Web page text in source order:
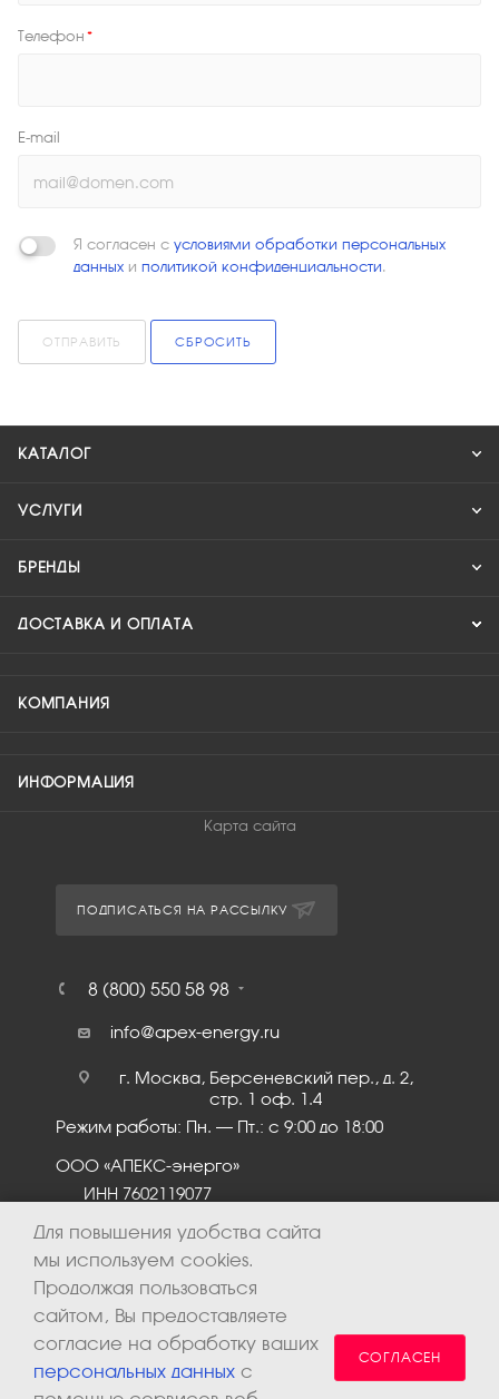
Телефон *
E-mail
Я согласен с условиями обработки персональных
данных и политикой конфиденциальности.
ОТПРАВИТЬ СБРОСИТЬ
КАТАЛОГ
УСЛУГИ
БРЕНДЫ
ДОСТАВКА И ОПЛАТА
КОМПАНИЯ
ИНФОРМАЦИЯ
Карта сайта
ПОДПИСАТЬСЯ НА РАССЫЛКУ
8 (800) 550 58 98
info@apex-energy.ru
г. Москва, Берсеневский пер., д. 2,
стр. 1 оф. 1.4
Режим работы: Пн. – Пт.: с 9:00 до 18:00
ООО «АПЕКС-энерго»
ИНН 7602119077
Для повышения удобства сайта
мы используем cookies.
Продолжая пользоваться
сайтом, Вы предоставляете
согласие на обработку ваших
персональных данных с
СОГЛАСЕН